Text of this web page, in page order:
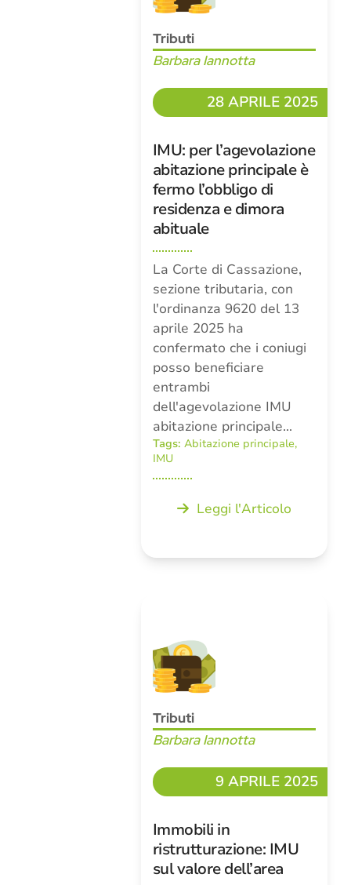
Tributi
Barbara Iannotta
28 APRILE 2025
IMU: per l’agevolazione
abitazione principale è
fermo l’obbligo di
residenza e dimora
abituale
La Corte di Cassazione,
sezione tributaria, con
l'ordinanza 9620 del 13
aprile 2025 ha
confermato che i coniugi
posso beneficiare
entrambi
dell'agevolazione IMU
abitazione principale…
Tags: Abitazione principale,
IMU
Leggi l'Articolo
Tributi
Barbara Iannotta
9 APRILE 2025
Immobili in
ristrutturazione: IMU
sul valore dell’area